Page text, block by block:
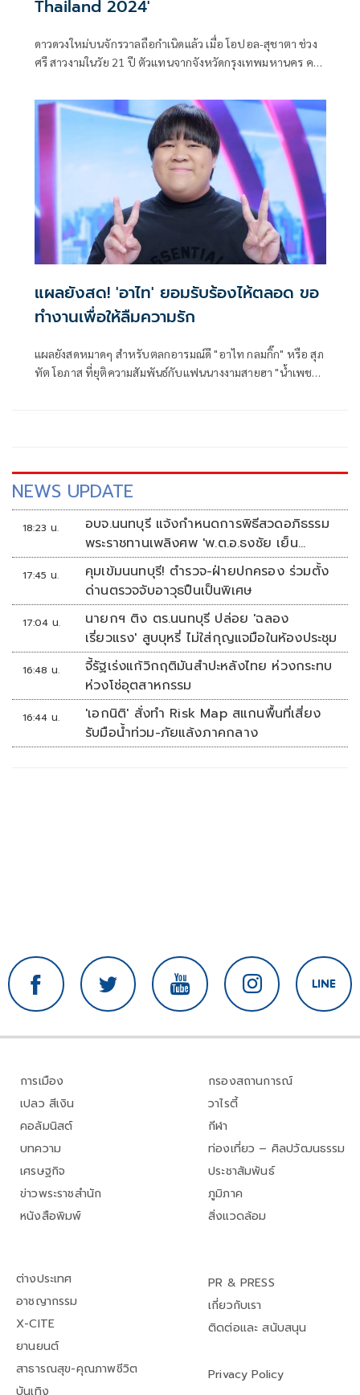
Thailand 2024'
ดาวดวงใหม่บนจักรวาลถือกำเนิดแล้ว เมื่อ โอปอล-สุชาตา ช่วง
ศรี สาวงามในวัย 21 ปี ตัวแทนจากจังหวัดกรุงเทพมหานคร คว้า
Miss Universe Thailand 2024 ไปครองได้สำเร็จ พร้อมรับช่อ
ดอกไม้เกียรติยศ พระจันทร์เสี้ยว จาก FLOWDESIGN ที่เนรมิต
ขึ้นจากแรงบันดาลใจที่ต้องการสื่อความหมายถึงพลังของเพศ
หญิงในการเริ่มต้นใหม่ ซึ่งพระจันทร์เสี้ยวพร้อมส่องแสง
แพรวพราวคู่กับดวงดาวทั่วทั้งจักรวาล อีกทั้งยังได้ที่พักอาศัย
คอนโดมิเนียมสุดหรูจาก ASSETWISE
แผลยังสด! 'อาไท' ยอมรับร้องไห้ตลอด ขอ
ทำงานเพื่อให้ลืมความรัก
แผลยังสดหมาดๆ สำหรับตลกอารมณ์ดี "อาไท กลมกิ๊ก" หรือ สุภ
ทัต โอภาส ที่ยุติความสัมพันธ์กับแฟนนางงามสายฮา "น้ำเพชร-
NEWS UPDATE
18:23 น.
อบจ.นนทบุรี แจ้งกำหนดการพิธีสวดอภิธรรม
พระราชทานเพลิงศพ 'พ.ต.อ.ธงชัย เย็น
ประเสริฐ'
17:45 น.
คุมเข้มนนทบุรี! ตำรวจ-ฝ่ายปกครอง ร่วมตั้ง
ด่านตรวจจับอาวุธปืนเป็นพิเศษ
17:04 น.
นายกฯ ติง ตร.นนทบุรี ปล่อย 'ฉลอง
เรี่ยวแรง' สูบบุหรี่ ไม่ใส่กุญแจมือในห้องประชุม
16:48 น.
จี้รัฐเร่งแก้วิกฤติมันสำปะหลังไทย ห่วงกระทบ
ห่วงโซ่อุตสาหกรรม
16:44 น.
'เอกนิติ' สั่งทำ Risk Map สแกนพื้นที่เสี่ยง
รับมือน้ำท่วม-ภัยแล้งภาคกลาง
การเมือง
เปลว สีเงิน
คอลัมนิสต์
บทความ
เศรษฐกิจ
ข่าวพระราชสำนัก
หนังสือพิมพ์
กรองสถานการณ์
วาไรตี้
กีฬา
ท่องเที่ยว – ศิลปวัฒนธรรม
ประชาสัมพันธ์
ภูมิภาค
สิ่งแวดล้อม
ต่างประเทศ
อาชญากรรม
X-CITE
ยานยนต์
สาธารณสุข-คุณภาพชีวิต
บันเทิง
PR & PRESS
เกี่ยวกับเรา
ติดต่อและ สนับสนุน
Privacy Policy